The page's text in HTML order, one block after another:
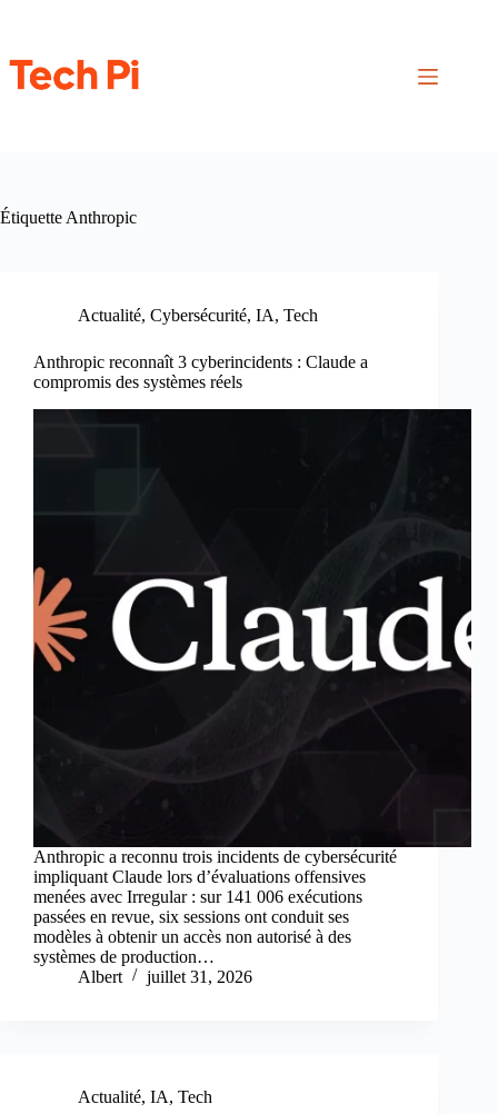
Étiquette Anthropic
Actualité, Cybersécurité, IA, Tech
Anthropic reconnaît 3 cyberincidents : Claude a
compromis des systèmes réels
Anthropic a reconnu trois incidents de cybersécurité
impliquant Claude lors d’évaluations offensives
menées avec Irregular : sur 141 006 exécutions
passées en revue, six sessions ont conduit ses
modèles à obtenir un accès non autorisé à des
systèmes de production…
Albert
juillet 31, 2026
Actualité, IA, Tech